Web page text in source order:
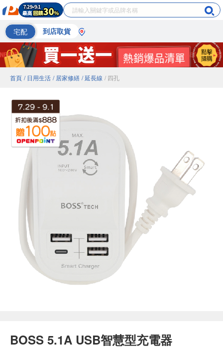
宅配 到店取貨
首頁 / 日用生活 / 居家修繕 / 延長線 / 四孔
BOSS 5.1A USB智慧型充電器